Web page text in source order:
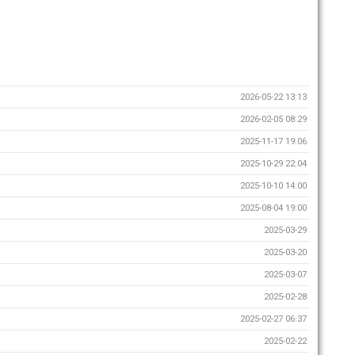
2026-05-22 13:13
2026-02-05 08:29
2025-11-17 19:06
2025-10-29 22:04
2025-10-10 14:00
2025-08-04 19:00
2025-03-29
2025-03-20
2025-03-07
2025-02-28
2025-02-27 06:37
2025-02-22